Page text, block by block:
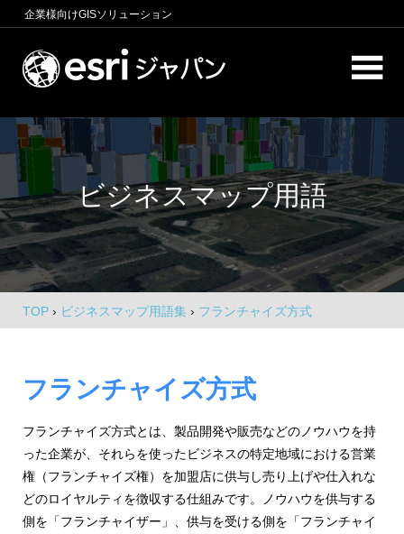
ン
プ
企業様向けGISソリューション
ー
シ
ョ
ン
イ
ン
テ
ェ
ン
ス・
商
圏
析、
エ
リ
ア
マ
ー
ケ
テ
グ、
境
SCM、
リ
ス
ビジネスマップ用語
TOP › ビジネスマップ用語集 › フランチャイズ方式
フランチャイズ方式
フランチャイズ方式とは、製品開発や販売などのノウハウを持
った企業が、それらを使ったビジネスの特定地域における営業
権（フランチャイズ権）を加盟店に供与し売り上げや仕入れな
どのロイヤルティを徴収する仕組みです。ノウハウを供与する
側を「フランチャイザー」、供与を受ける側を「フランチャイ